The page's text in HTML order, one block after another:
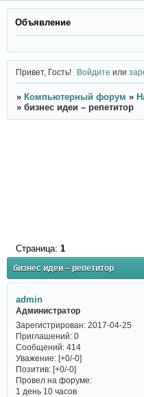
Объявление
Привет, Гость! Войдите или
» Компьютерный форум »
» бизнес идеи – репетитор
бизнес идеи – репетитор
Страница: 1
admin
Администратор
Зарегистрирован: 2017-04-25
Приглашений:0
Сообщений:414
Уважение: [+0/-0]
Позитив: [+0/-0]
Провел на форуме:
1 день 10 часов